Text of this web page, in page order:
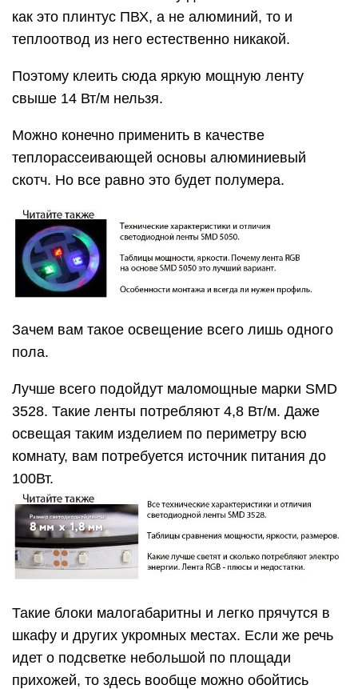
как это плинтус ПВХ, а не алюминий, то и
теплоотвод из него естественно никакой.
Поэтому клеить сюда яркую мощную ленту
свыше 14 Вт/м нельзя.
Можно конечно применить в качестве
теплорассеивающей основы алюминиевый
скотч. Но все равно это будет полумера.
Зачем вам такое освещение всего лишь одного
пола.
Лучше всего подойдут маломощные марки SMD
3528. Такие ленты потребляют 4,8 Вт/м. Даже
освещая таким изделием по периметру всю
комнату, вам потребуется источник питания до
100Вт.
Такие блоки малогабаритны и легко прячутся в
шкафу и других укромных местах. Если же речь
идет о подсветке небольшой по площади
прихожей, то здесь вообще можно обойтись